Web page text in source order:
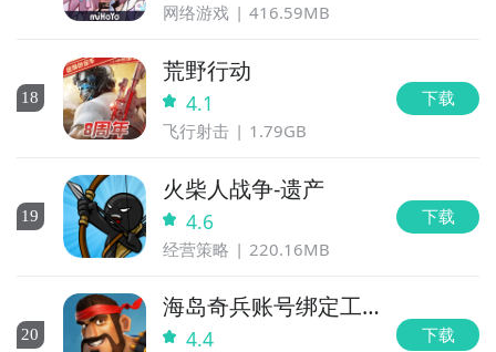
网络游戏 416.59MB
18
荒野行动
4.1
飞行射击 1.79GB
下载
19
火柴人战争-遗产
4.6
经营策略 220.16MB
下载
20
海岛奇兵账号绑定工
具 4.4 下载